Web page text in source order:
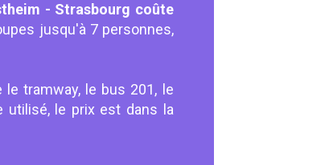
- Strasbourg coûte
jusqu'à 7 personnes,
tramway, le bus 201, le
utilisé, le prix est dans la